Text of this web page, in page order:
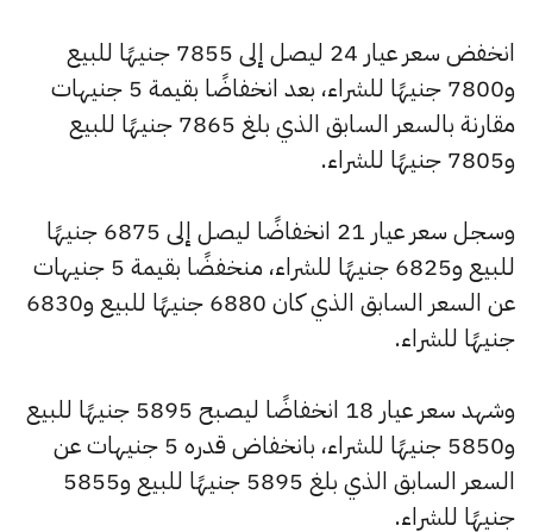
انخفض سعر عيار 24 ليصل إلى 7855 جنيهًا للبيع
و7800 جنيهًا للشراء، بعد انخفاضًا بقيمة 5 جنيهات
مقارنة بالسعر السابق الذي بلغ 7865 جنيهًا للبيع
و7805 جنيهًا للشراء.
وسجل سعر عيار 21 انخفاضًا ليصل إلى 6875 جنيهًا
للبيع و6825 جنيهًا للشراء، منخفضًا بقيمة 5 جنيهات
عن السعر السابق الذي كان 6880 جنيهًا للبيع و6830
جنيهًا للشراء.
وشهد سعر عيار 18 انخفاضًا ليصبح 5895 جنيهًا للبيع
و5850 جنيهًا للشراء، بانخفاض قدره 5 جنيهات عن
السعر السابق الذي بلغ 5895 جنيهًا للبيع و5855
جنيهًا للشراء.